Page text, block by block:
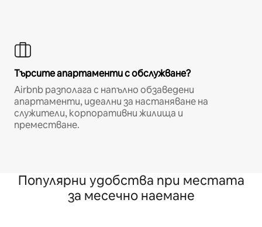
Търсите апартаменти с обслужване?
Airbnb разполага с напълно обзаведени
апартаменти, идеални за настаняване на
служители, корпоративни жилища и
преместване.
Популярни удобства при местата
за месечно наемане